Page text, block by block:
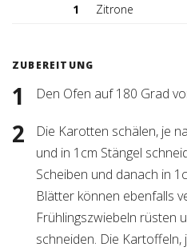
1
Zitrone
ZUBEREITUNG
Den Ofen auf 180 Grad
Die Karotten schälen, je
und in 1cm Stängel
Scheiben und danach in
Blätter können ebenfalls
Frühlingszwiebeln rüsten
schneiden. Die